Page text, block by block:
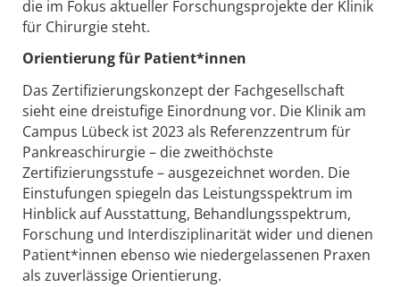
die im Fokus aktueller Forschungsprojekte der Klinik
für Chirurgie steht.
Orientierung für Patient*innen
Das Zertifizierungskonzept der Fachgesellschaft
sieht eine dreistufige Einordnung vor. Die Klinik am
Campus Lübeck ist 2023 als Referenzzentrum für
Pankreaschirurgie – die zweithöchste
Zertifizierungsstufe – ausgezeichnet worden. Die
Einstufungen spiegeln das Leistungsspektrum im
Hinblick auf Ausstattung, Behandlungsspektrum,
Forschung und Interdisziplinarität wider und dienen
Patient*innen ebenso wie niedergelassenen Praxen
als zuverlässige Orientierung.